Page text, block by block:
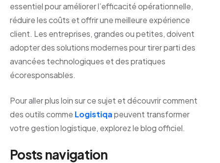
essentiel pour améliorer l’efficacité opérationnelle,
réduire les coûts et offrir une meilleure expérience
client. Les entreprises, grandes ou petites, doivent
adopter des solutions modernes pour tirer parti des
avancées technologiques et des pratiques
écoresponsables.
Pour aller plus loin sur ce sujet et découvrir comment
des outils comme Logistiqapeuvent transformer
votre gestion logistique, explorez leblog officiel.
Posts navigation